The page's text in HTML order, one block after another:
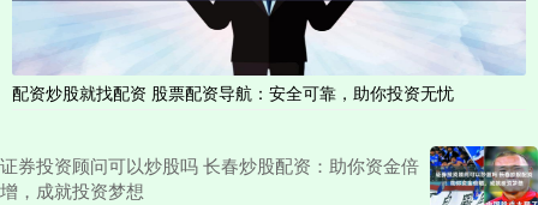
配资炒股就找配资 股票配资导航：安全可靠，助你投资无忧
证券投资顾问可以炒股吗 长春炒股配资：助你资金倍
增，成就投资梦想